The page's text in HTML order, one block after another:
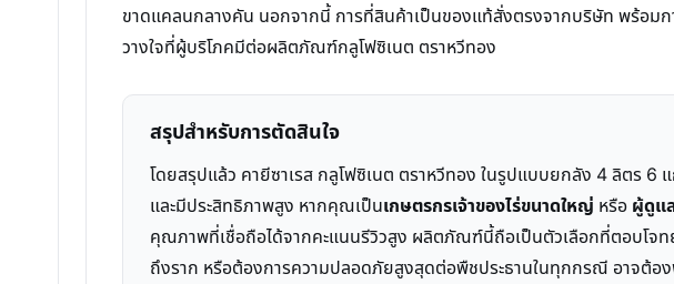
ขาดแคลนกลางคัน นอกจากนี้ การที่สินค้าเป็นของแท้สั่งตรงจากบริษัท พร้อม
วางใจที่ผู้บริโภคมีต่อผลิตภัณฑ์กลูโฟซิเนต ตราหวีทอง
สรุปสำหรับการตัดสินใจ
โดยสรุปแล้ว คายีซาเรส กลูโฟซิเนต ตราหวีทอง ในรูปแบบยกลัง 4 ลิตร
และมีประสิทธิภาพสูง หากคุณเป็นเกษตรกรเจ้าของไร่ขนาดใหญ่ หรือ ผู้ดูแ
คุณภาพที่เชื่อถือได้จากคะแนนรีวิวสูง ผลิตภัณฑ์นี้ถือเป็นตัวเลือกที่ตอบโจ
ถึงราก หรือต้องการความปลอดภัยสูงสุดต่อพืชประธานในทุกกรณี อาจต้อ